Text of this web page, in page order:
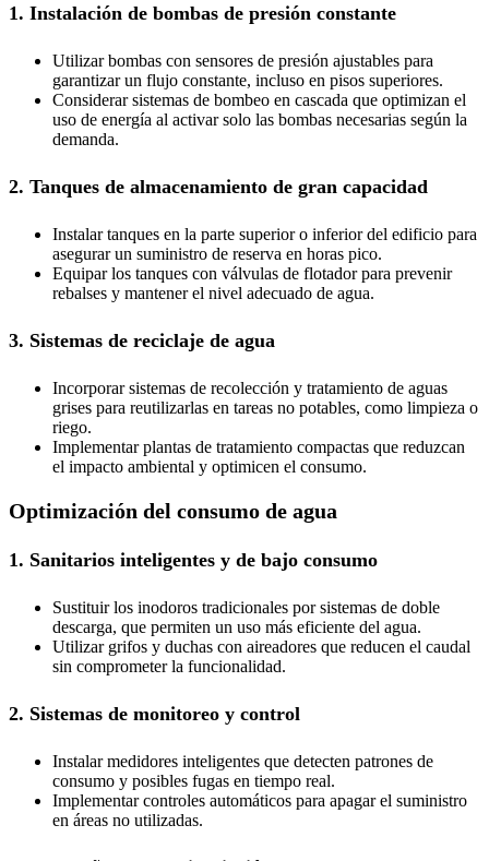
1. Instalación de bombas de presión constante
Utilizar bombas con sensores de presión ajustables para
garantizar un flujo constante, incluso en pisos superiores.
Considerar sistemas de bombeo en cascada que optimizan el
uso de energía al activar solo las bombas necesarias según la
demanda.
2. Tanques de almacenamiento de gran capacidad
Instalar tanques en la parte superior o inferior del edificio para
asegurar un suministro de reserva en horas pico.
Equipar los tanques con válvulas de flotador para prevenir
rebalses y mantener el nivel adecuado de agua.
3. Sistemas de reciclaje de agua
Incorporar sistemas de recolección y tratamiento de aguas
grises para reutilizarlas en tareas no potables, como limpieza o
riego.
Implementar plantas de tratamiento compactas que reduzcan
el impacto ambiental y optimicen el consumo.
Optimización del consumo de agua
1. Sanitarios inteligentes y de bajo consumo
Sustituir los inodoros tradicionales por sistemas de doble
descarga, que permiten un uso más eficiente del agua.
Utilizar grifos y duchas con aireadores que reducen el caudal
sin comprometer la funcionalidad.
2. Sistemas de monitoreo y control
Instalar medidores inteligentes que detecten patrones de
consumo y posibles fugas en tiempo real.
Implementar controles automáticos para apagar el suministro
en áreas no utilizadas.